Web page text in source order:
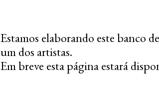
Estamos elaborando este banco
um dos artistas.
Em breve esta página estará